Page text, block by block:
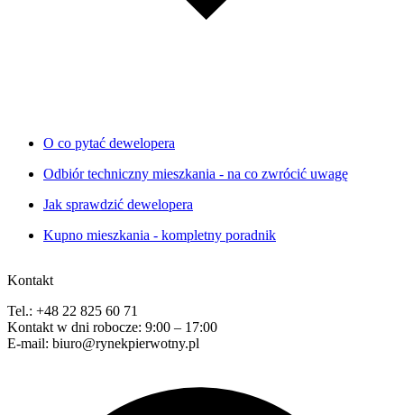
O co pytać dewelopera
Odbiór techniczny mieszkania - na co zwrócić uwagę
Jak sprawdzić dewelopera
Kupno mieszkania - kompletny poradnik
Kontakt
Tel.: +48 22 825 60 71
Kontakt w dni robocze: 9:00 – 17:00
E-mail: biuro@rynekpierwotny.pl